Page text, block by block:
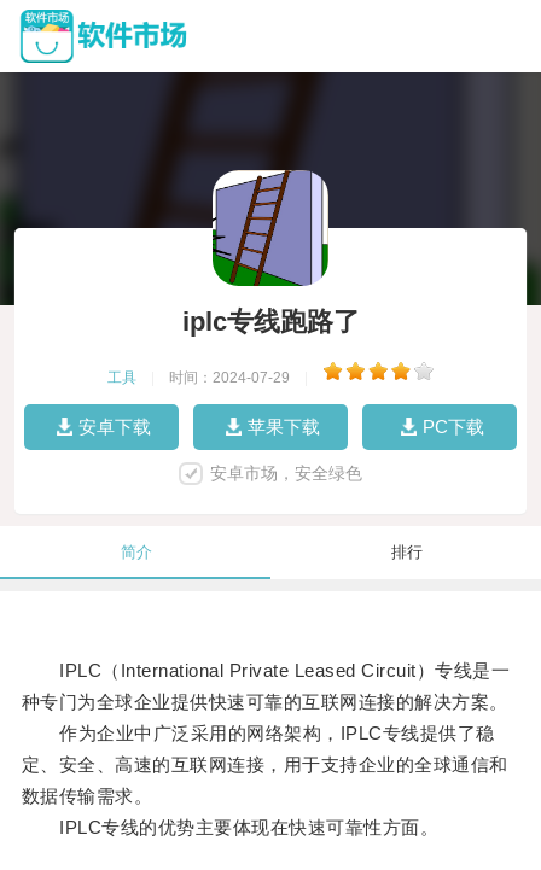
iplc专线跑路了
工具 时间：2024-07-29
安卓下载 苹果下载 PC下载
安卓市场，安全绿色
简介 排行
IPLC（International Private Leased Circuit）专线是一
种专门为全球企业提供快速可靠的互联网连接的解决方案。
作为企业中广泛采用的网络架构，IPLC专线提供了稳
定、安全、高速的互联网连接，用于支持企业的全球通信和
数据传输需求。
IPLC专线的优势主要体现在快速可靠性方面。